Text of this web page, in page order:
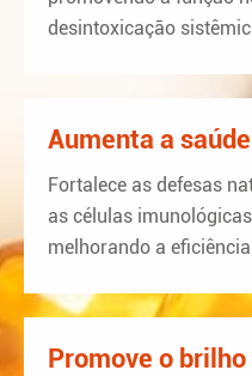
desintoxicação
Aumenta a
Fortalece as defesas
as células
melhorando a
Promove o